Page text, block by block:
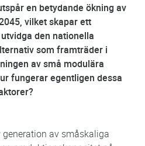
en betydande ökning av
vilket skapar ett
den nationella
som framträder i
av små modulära
fungerar egentligen dessa
generation av småskaliga